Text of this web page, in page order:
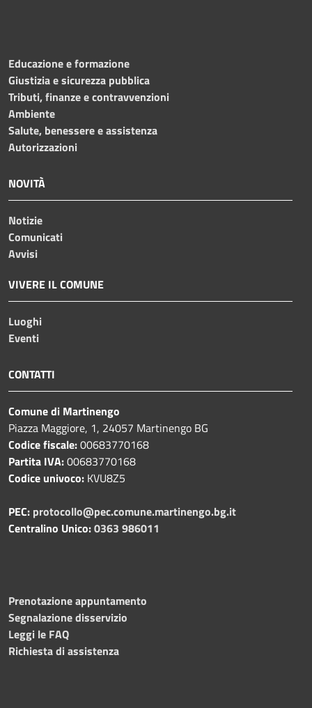
Educazione e formazione
Giustizia e sicurezza pubblica
Tributi, finanze e contravvenzioni
Ambiente
Salute, benessere e assistenza
Autorizzazioni
NOVITÀ
Notizie
Comunicati
Avvisi
VIVERE IL COMUNE
Luoghi
Eventi
CONTATTI
Comune di Martinengo
Piazza Maggiore, 1, 24057 Martinengo BG
Codice fiscale:00683770168
Partita IVA:00683770168
Codice univoco: KVU8Z5
PEC: protocollo@pec.comune.martinengo.bg.it
Centralino Unico:0363 986011
Prenotazione appuntamento
Segnalazione disservizio
Leggi le FAQ
Richiesta di assistenza